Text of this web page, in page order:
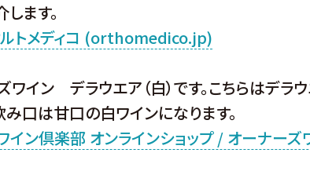
ます。
トメディコ (orthomedico.jp)
ワイン デラウエア（白）です。こちらはデ
み口は甘口の白ワインになります。
イン倶楽部 オンラインショップ / オーナー